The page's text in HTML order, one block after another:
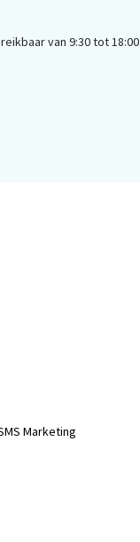
van 9:30 tot 18:00
Marketing